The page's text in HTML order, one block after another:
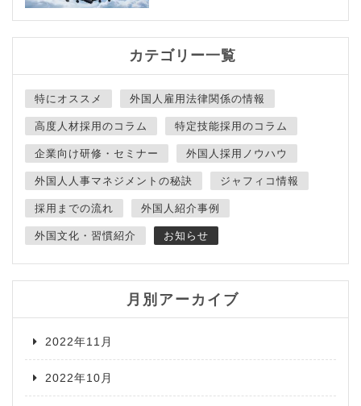
カテゴリー一覧
特にオススメ 外国人雇用法律関係の情報
高度人材採用のコラム 特定技能採用のコラム
企業向け研修・セミナー 外国人採用ノウハウ
外国人人事マネジメントの秘訣 ジャフィコ情報
採用までの流れ 外国人紹介事例
外国文化・習慣紹介 お知らせ
月別アーカイブ
2022年11月
2022年10月